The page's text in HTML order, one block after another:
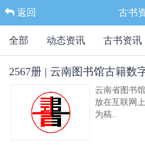
返回 古书
全部 动态资讯 古书资讯
2567册 | 云南图书馆古籍数
云南省图书
放在互联网
为稿..